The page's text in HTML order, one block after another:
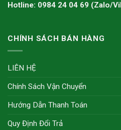
Hotline: 0984 24 04 69 (Zalo/
CHÍNH SÁCH BÁN HÀNG
LIÊN HỆ
Chính Sách Vận Chuyển
Hướng Dẫn Thanh Toán
Quy Định Đổi Trả